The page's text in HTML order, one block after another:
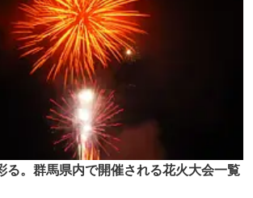
る。群馬県内で開催される花火大会一覧